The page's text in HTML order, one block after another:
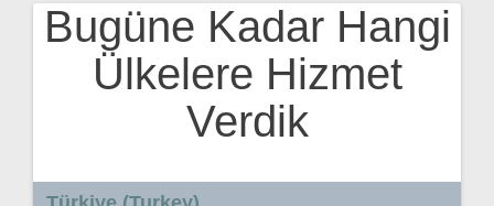
Bugüne Kadar Hangi
Ülkelere Hizmet
Verdik